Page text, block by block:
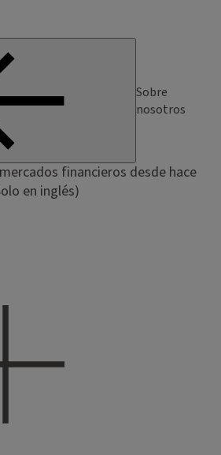
Sobre
nosotros
financieros desde hace
en inglés)